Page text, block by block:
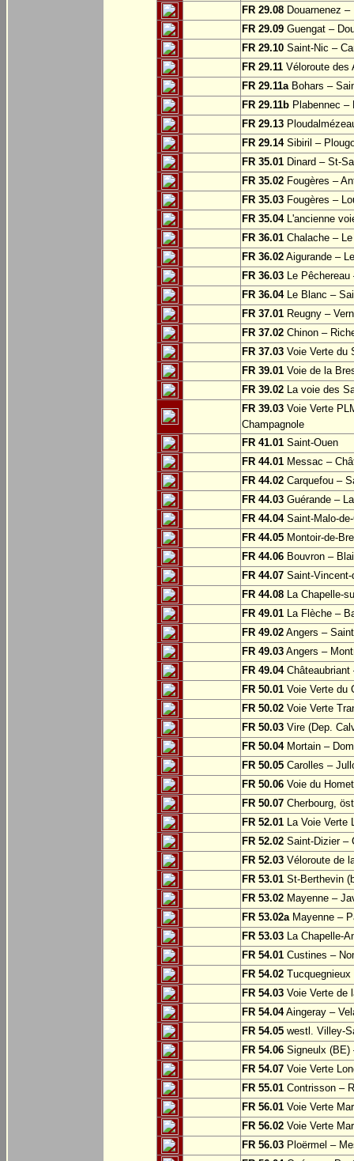
FR 29.08 Douarnenez
FR 29.09 Guengat –
FR 29.10 Saint-Nic –
FR 29.11 Véloroute des
FR 29.11aBohars –
FR 29.11b Plabennec –
FR 29.13
FR 29.14Sibiril –
FR 35.01 Dinard – St-
FR 35.02 Fougères –
FR 35.03 Fougères –
FR 35.04L'ancienne
FR 36.01 Chalache –
FR 36.02 Aigurande –
FR 36.03 Le
FR 36.04Le Blanc –
FR 37.01 Reugny –
FR 37.02 Chinon –
FR 37.03 Voie Verte du
FR 39.01 Voie de la
FR 39.02 La voie des
FR 39.03 Voie Verte
Champagnole
FR 41.01 Saint-Ouen
FR 44.01 Messac –
FR 44.02 Carquefou –
FR 44.03 Guérande –
FR 44.04Saint-Malo-
FR 44.05 Montoir-de-
FR 44.06 Bouvron –
FR 44.07 Saint-
FR 44.08 La Chapelle-
FR 49.01 La Flèche –
FR 49.02 Angers –
FR 49.03 Angers –
FR 49.04Châteaubriant
FR 50.01 Voie Verte du
FR 50.02 Voie Verte
FR 50.03 Vire (Dep.
FR 50.04Mortain –
FR 50.05 Carolles –
FR 50.06 Voie du
FR 50.07 Cherbourg,
FR 52.01 La Voie Verte
FR 52.02 Saint-Dizier –
FR 52.03 Véloroute de
FR 53.01 St-Berthevin
FR 53.02 Mayenne –
FR 53.02aMayenne –
FR 53.03 La Chapelle-
FR 54.01 Custines –
FR 54.02 Tucquegnieux
FR 54.03 Voie Verte de
FR 54.04Aingeray –
FR 54.05 westl. Villey-
FR 54.06 Signeulx (BE)
FR 54.07 Voie Verte
FR 55.01 Contrisson –
FR 56.01 Voie Verte
FR 56.02 Voie Verte
FR 56.03 Ploërmel –